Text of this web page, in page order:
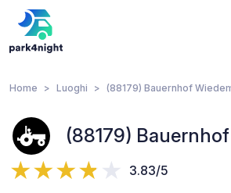
Home Luoghi (88179) Bauernhof
(88179)
3.83/5